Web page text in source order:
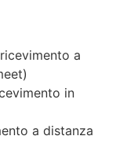
a
in
a distanza